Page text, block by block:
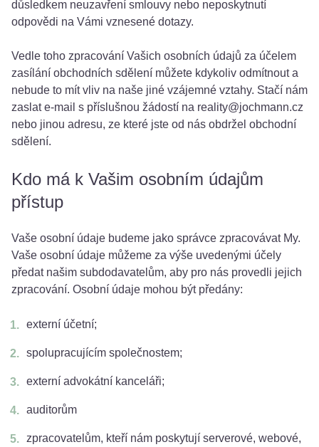
důsledkem neuzavření smlouvy nebo neposkytnutí
odpovědi na Vámi vznesené dotazy.
Vedle toho zpracování Vašich osobních údajů za účelem
zasílání obchodních sdělení můžete kdykoliv odmítnout a
nebude to mít vliv na naše jiné vzájemné vztahy. Stačí nám
zaslat e-mail s příslušnou žádostí na reality@jochmann.cz
nebo jinou adresu, ze které jste od nás obdržel obchodní
sdělení.
Kdo má k Vašim osobním údajům
přístup
Vaše osobní údaje budeme jako správce zpracovávat My.
Vaše osobní údaje můžeme za výše uvedenými účely
předat našim subdodavatelům, aby pro nás provedli jejich
zpracování. Osobní údaje mohou být předány:
externí účetní;
spolupracujícím společnostem;
externí advokátní kanceláři;
auditorům
zpracovatelům, kteří nám poskytují serverové, webové,